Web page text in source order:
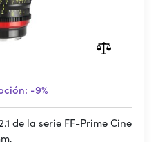
-9%
de la serie FF-Prime Cine